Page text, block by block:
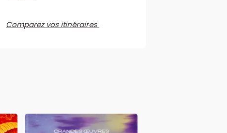
Comparez vos itinéraires